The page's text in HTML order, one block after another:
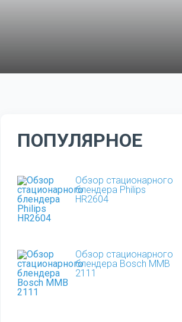
ПОПУЛЯРНОЕ
Обзор стационарного
блендера Philips
HR2604
Обзор стационарного
блендера Bosch MMB
2111